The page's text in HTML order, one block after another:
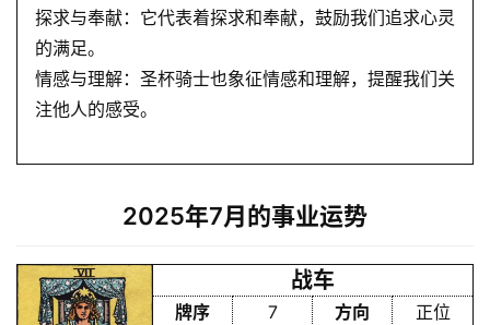
探求与奉献：它代表着探求和奉献，鼓励我们追求心灵
的满足。
情感与理解：圣杯骑士也象征情感和理解，提醒我们关
注他人的感受。
2025年7月的事业运势
战车
牌序 7 方向 正位